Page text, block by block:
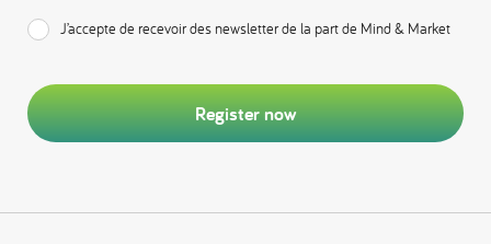
J’accepte de recevoir des newsletter de la part de Mind & Market
Register now